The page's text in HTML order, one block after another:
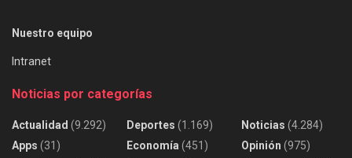
Nuestro equipo
Intranet
Noticias por categorías
Actualidad (9.292)
Apps (31)
Deportes (1.169)
Economía (451)
Noticias (4.284)
Opinión (975)